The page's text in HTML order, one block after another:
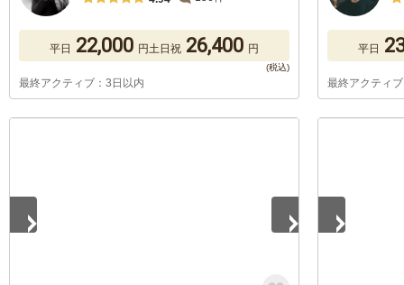
平日 22,000 円土日祝 26,400 円
最終アクティブ：3日以内
平日
最終アクティ